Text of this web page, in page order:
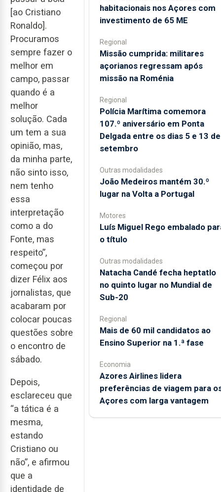
[ao Cristiano
Ronaldo].
Procuramos
sempre fazer o
melhor em
campo, passar
quando é a
melhor
solução. Cada
um tem a sua
opinião, mas,
da minha parte,
não sinto isso,
nem tenho
essa
interpretação
como a do
Fonte, mas
respeito”,
começou por
dizer Félix aos
jornalistas, que
acabaram por
colocar poucas
questões sobre
o encontro de
sábado.
Depois,
esclareceu que
“a tática é a
mesma,
estando
Cristiano ou
não”, e afirmou
que a
identidade de
habitacionais nos Açores com
investimento de 65 ME
Regional
Missão cumprida: militares
açorianos regressam após
missão na Roménia
Regional
Polícia Marítima comemora
107.º aniversário em Ponta
Delgada entre os dias 5 e 13 de
setembro
Outras modalidades
João Medeiros mantém 30.º
lugar na Volta a Portugal
Motores
Luís Miguel Rego embalado
o título
Outras modalidades
Natacha Candé fecha heptatlo
no quinto lugar no Mundial de
Sub-20
Regional
Mais de 60 mil candidatos ao
Ensino Superior na 1.ª fase
Economia
Azores Airlines lidera
preferências de viagem para
Açores com larga vantagem